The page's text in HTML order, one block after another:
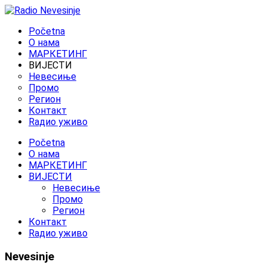
Početna
O нама
МАРКЕТИНГ
ВИЈЕСТИ
Невесиње
Промо
Регион
Контакт
Rадио уживо
Početna
O нама
МАРКЕТИНГ
ВИЈЕСТИ
Невесиње
Промо
Регион
Контакт
Rадио уживо
Nevesinje